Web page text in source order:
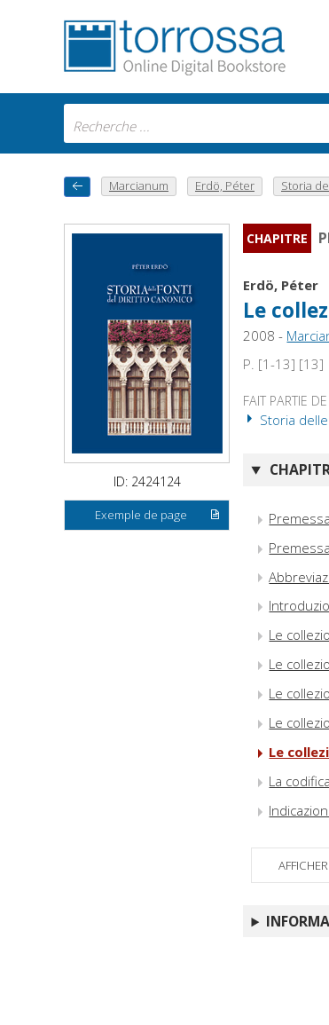
Marcianum Erdö, Péter Storia
ID: 2424124
Exemple de page
CHAPITRE
Erdö, Péter
Le
2008 -
P. [1-13] [13]
FAIT PARTIE DE
Storia
Le
Le
Le
Le
Le
La